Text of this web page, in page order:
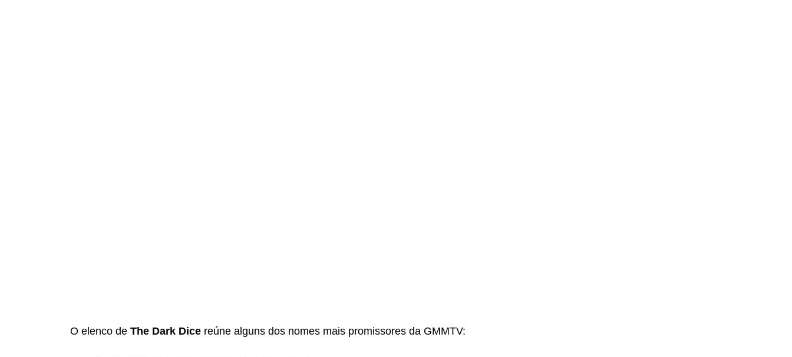
O elenco de The Dark Dicereúne alguns dos nomes mais promissores da GMMTV: